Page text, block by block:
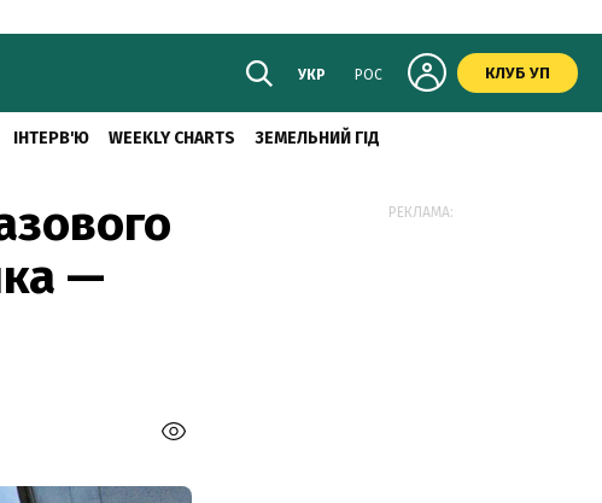
УКР РОС КЛУБ УП
ІНТЕРВ'Ю WEEKLY CHARTS ЗЕМЕЛЬНИЙ ГІД
—
РЕКЛАМА: